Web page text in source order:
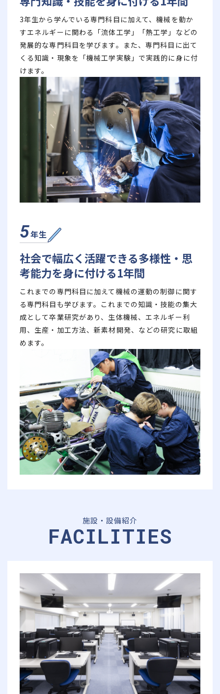
3年生から学んでいる専門科目に加えて、機械を動か
すエネルギーに関わる「流体工学」「熱工学」などの
発展的な専門科目を学びます。また、専門科目に出て
くる知識・現象を「機械工学実験」で実践的に身に付
けます。
5年生
社会で幅広く活躍できる多様性・ 思
考能力を身に付ける1年間
これまでの専門科目に加えて機械の運動の制御に関す
る専門科目も学びます。これまでの知識・技能の集大
成として卒業研究があり、生体機械、エネルギー利
用、生産・加工方法、新素材開発、などの研究に取組
めます。
施設・設備紹介
FACILITIES